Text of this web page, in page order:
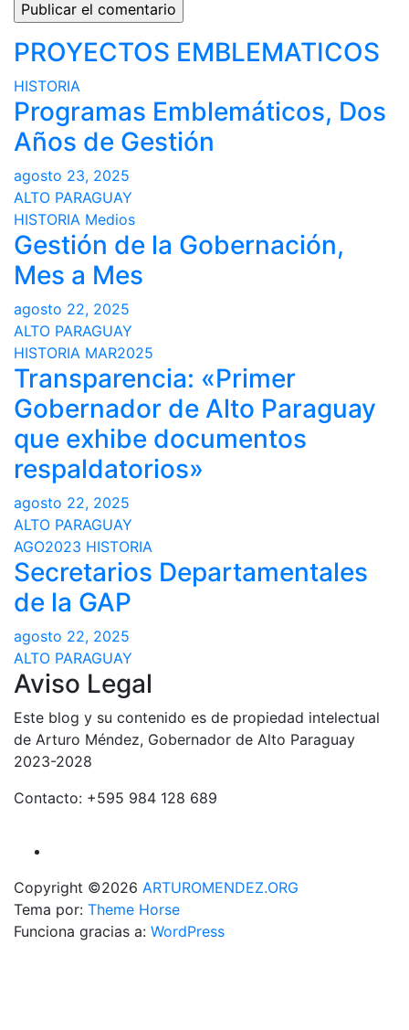
PROYECTOS EMBLEMATICOS
HISTORIA
Programas Emblemáticos, Dos
Años de Gestión
agosto 23, 2025
ALTO PARAGUAY
HISTORIA Medios
Gestión de la Gobernación,
Mes a Mes
agosto 22, 2025
ALTO PARAGUAY
HISTORIA MAR2025
Transparencia: «Primer
Gobernador de Alto Paraguay
que exhibe documentos
respaldatorios»
agosto 22, 2025
ALTO PARAGUAY
AGO2023 HISTORIA
Secretarios Departamentales
de la GAP
agosto 22, 2025
ALTO PARAGUAY
Aviso Legal
Este blog y su contenido es de propiedad intelectual
de Arturo Méndez, Gobernador de Alto Paraguay
2023-2028
Contacto: +595 984 128 689
Copyright ©2026 ARTUROMENDEZ.ORG
Tema por: Theme Horse
Funciona gracias a: WordPress